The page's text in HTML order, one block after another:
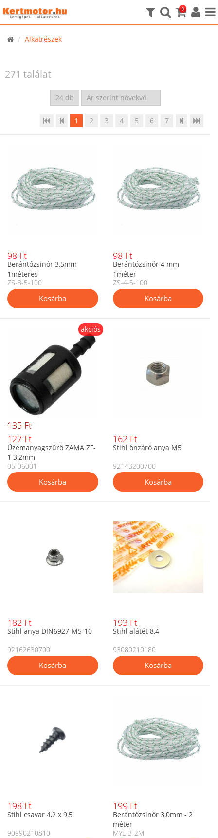
0
Alkatrészek
271 találat
1 2 3 4 5 6 7
98 Ft
Berántózsinór 3,5mm
1méteres
ZS-3-5-100
98 Ft
Berántózsinór 4 mm
1méter
ZS-4-5-100
akciós
135 Ft
127 Ft
Üzemanyagszűrő ZAMA ZF-
1 3,2mm
05-06001
162 Ft
Stihl önzáró anya M5
92143200700
182 Ft
Stihl anya DIN6927-M5-10
92162630700
193 Ft
Stihl alátét 8,4
93080210180
198 Ft
Stihl csavar 4,2 x 9,5
90990210810
199 Ft
Berántózsinór 3,0mm - 2
méter
MYL-3-2M